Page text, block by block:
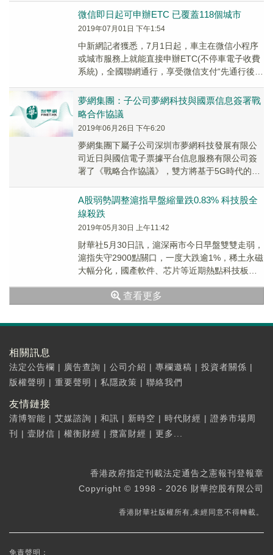
務，加...
微信即日起可申辦ETC 已覆蓋118個城市
2019年07月01日 下午1:54
中新網記者獲悉，7月1日起，車主在微信小程序
或城市服務上就能直接申辦ETC(不停車電子收費
系統)，全國聯網通行，享受微信支付“先通行後扣
夢網集團：子公司夢網科技與國票信息簽署戰
略合作協議
2019年06月26日 下午6:20
夢網集團下屬子公司深圳市夢網科技發展有限公
司近日與國信電子票據平台信息服務有限公司簽
署了《戰略合作協議》，雙方將基于5G時代的通
括但不限...
A股弱勢調整滬指早盤縮量跌0.83% 科技股全
線殺跌
2019年05月30日 上午11:42
財華社5月30日訊，滬深兩市今日早盤雙雙走弱，
滬指失守2900點關口，一度大跌逾1%，稀土永磁
大幅分化，國產軟件、芯片等近期熱點科技板塊
查看更多
相關訊息
法定公告欄 | 廣告查詢 | 公司介紹 | 專欄邀稿 | 投資者關係 |
版權聲明 | 重要聲明 | 私隱政策 | 聯絡我們
友情鏈接
清博智能 | 艾媒諮詢 | 和訊 | 新時空 | 時代財經 | 證券市場周
刊
| 壹財信 | 權衡財經 | 攬富財經 | 更多...
香港政府指定刊載法定通告之憲報刊登報章
Copyright © 1998 - 2026 財華控股有限公司
香港財華社版權所有,未經同意不得轉載。
免責聲明：